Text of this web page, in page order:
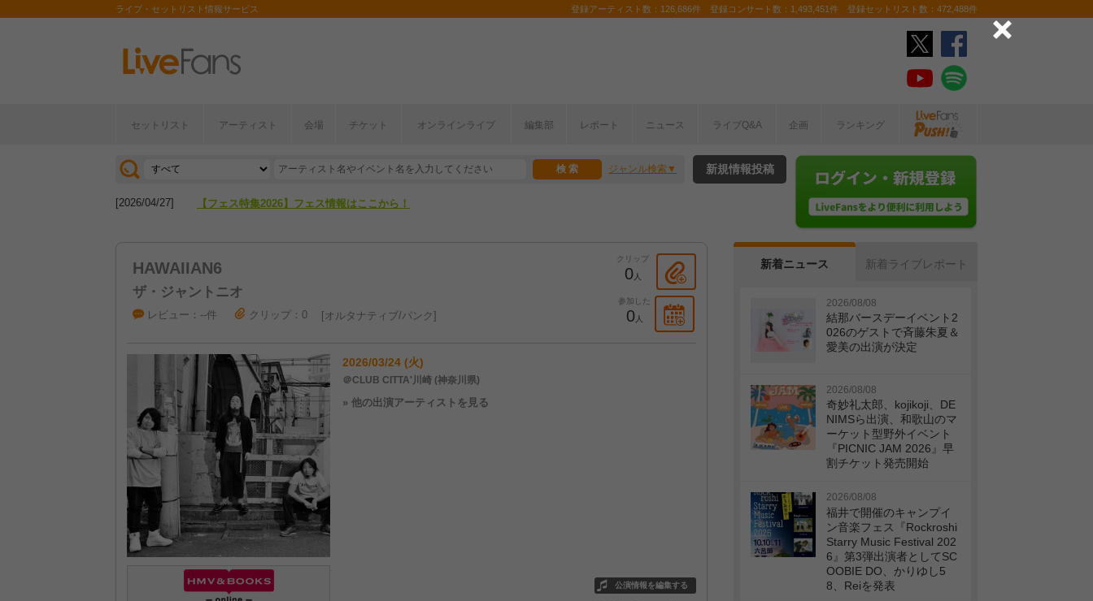
ライブ・セットリスト情報サービス 登録アーティスト数：126,686件 登録コンサート数：1,493,451件 登録セットリスト数：472,488件
セットリスト アーティスト 会場 チケット オンラインライブ 編集部 レポート ニュース ライブQ&A 企画 ランキング
ジャンル検索
[2026/07/28] 【ライブ動員ランキング】2026年上半期編発表！
[2026/04/27] 【フェス特集2026】フェス情報はここから！
新規情報投稿
HAWAIIAN6
ザ・ジャントニオ
クリップ
0人
参加した
0人
レビュー：--件 クリップ：0 オルタナティブ/パンク
2026/03/24 (火)
＠CLUB CITTA'川崎 (神奈川県)
» 他の出演アーティストを見る
公演情報を編集する
新着ニュース 新着ライブレポート
2026/08/08
結那バースデーイベント2
026のゲストで斉藤朱夏＆
愛美の出演が決定
2026/08/08
奇妙礼太郎、kojikoji、DE
NIMSら出演、和歌山のマ
ーケット型野外イベント
『PICNIC JAM 2026』早
割チケット発売開始
2026/08/08
福井で開催のキャンプイ
ン音楽フェス『Rockroshi
Starry Music Festival 202
6』第3弾出演者としてSC
OOBIE DO、かりゆし5
8、Reiを発表